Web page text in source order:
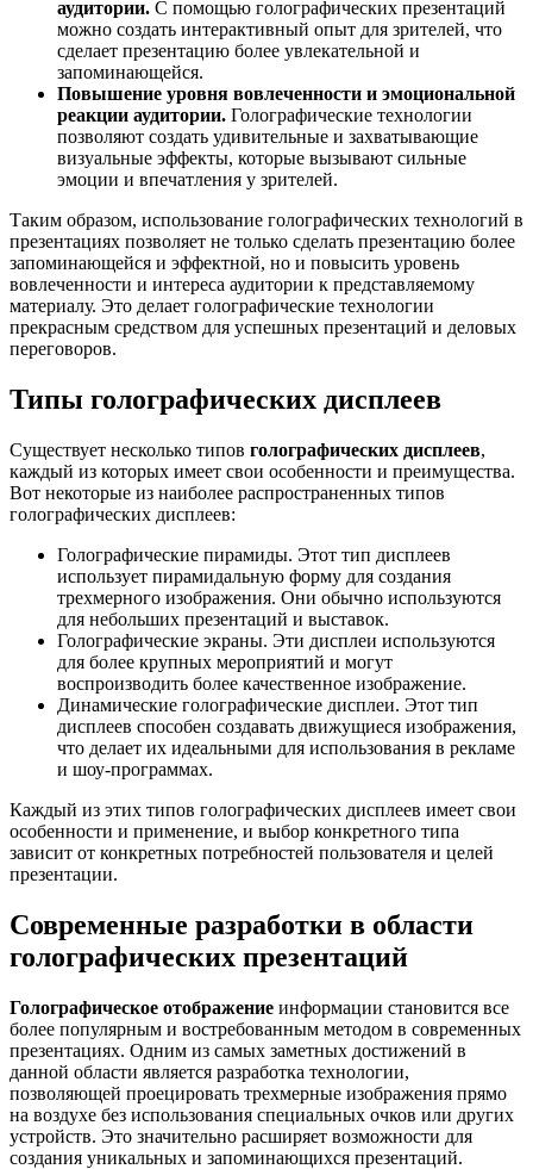
аудитории. С помощью голографических презентаций
можно создать интерактивный опыт для зрителей, что
сделает презентацию более увлекательной и
запоминающейся.
Повышение уровня вовлеченности и эмоциональной
реакции аудитории. Голографические технологии
позволяют создать удивительные и захватывающие
визуальные эффекты, которые вызывают сильные
эмоции и впечатления у зрителей.
Таким образом, использование голографических технологий в
презентациях позволяет не только сделать презентацию более
запоминающейся и эффектной, но и повысить уровень
вовлеченности и интереса аудитории к представляемому
материалу. Это делает голографические технологии
прекрасным средством для успешных презентаций и деловых
переговоров.
Типы голографических дисплеев
Существует несколько типов голографических дисплеев,
каждый из которых имеет свои особенности и преимущества.
Вот некоторые из наиболее распространенных типов
голографических дисплеев:
Голографические пирамиды. Этот тип дисплеев
использует пирамидальную форму для создания
трехмерного изображения. Они обычно используются
для небольших презентаций и выставок.
Голографические экраны. Эти дисплеи используются
для более крупных мероприятий и могут
воспроизводить более качественное изображение.
Динамические голографические дисплеи. Этот тип
дисплеев способен создавать движущиеся изображения,
что делает их идеальными для использования в рекламе
и шоу-программах.
Каждый из этих типов голографических дисплеев имеет свои
особенности и применение, и выбор конкретного типа
зависит от конкретных потребностей пользователя и целей
презентации.
Современные разработки в области
голографических презентаций
Голографическое отображение информации становится все
более популярным и востребованным методом в современных
презентациях. Одним из самых заметных достижений в
данной области является разработка технологии,
позволяющей проецировать трехмерные изображения прямо
на воздухе без использования специальных очков или других
устройств. Это значительно расширяет возможности для
создания уникальных и запоминающихся презентаций.